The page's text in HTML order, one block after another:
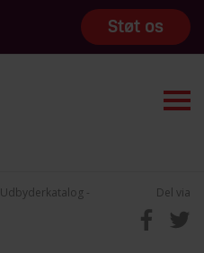
Støt os
Udbyderkatalog
Del via